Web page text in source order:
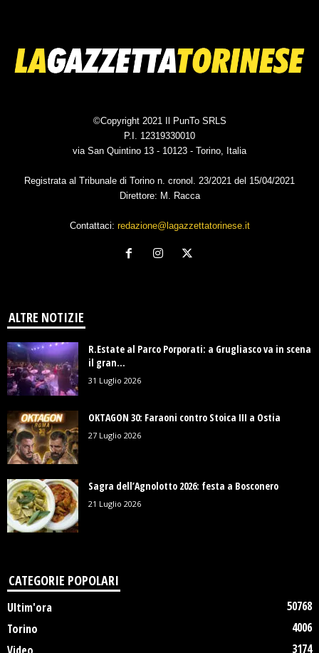
©Copyright 2021 Il PunTo SRLS
P.I. 12319330010
via San Quintino 13 - 10123 - Torino, Italia
Registrata al Tribunale di Torino n. cronol. 23/2021 del 15/04/2021
Direttore: M. Racca
Contattaci: redazione@lagazzettatorinese.it
ALTRE NOTIZIE
R.Estate al Parco Porporati: a Grugliasco va in scena
il gran...
31 Luglio 2026
OKTAGON 30: Faraoni contro Stoica III a Ostia
27 Luglio 2026
Sagra dell’Agnolotto 2026: festa a Bosconero
21 Luglio 2026
CATEGORIE POPOLARI
Ultim'ora
50768
Torino
4006
3174